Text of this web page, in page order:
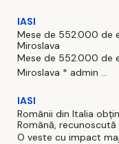
IASI
Mese de 552.000 de
Miroslava
Mese de 552.000 de
Miroslava * admin ...
IASI
Românii din Italia
Română, recunoscută
O veste cu impact